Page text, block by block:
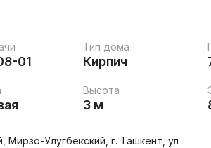
01
Тип дома
Кирпич
Высота
3 м
Мирзо-Улугбекский, г. Ташкент, ул